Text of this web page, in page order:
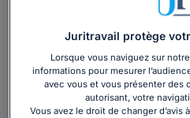
3 devis
Juritravail protège
Lorsque vous naviguez sur
informations pour mesurer
avec vous et vous présenter des
autorisant, votre
Vous avez le droit de changer